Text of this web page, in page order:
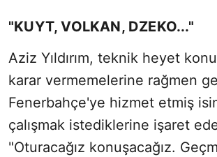
"KUYT, VOLKAN, DZEKO..."
Aziz Yıldırım, teknik heyet
karar vermemelerine rağmen
Fenerbahçe'ye hizmet etmiş
çalışmak istediklerine işaret
"Oturacağız konuşacağız.